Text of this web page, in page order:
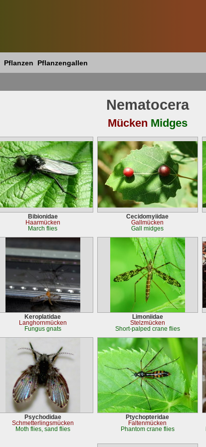
Pflanzen Pflanzengallen
Nematocera
Mücken Midges
Bibionidae
Haarmücken
March flies
Cecidomyiidae
Gallmücken
Gall midges
Keroplatidae
Langhornmücken
Fungus gnats
Limoniidae
Stelzmücken
Short-palped crane flies
Psychodidae
Schmetterlingsmücken
Moth flies, sand flies
Ptychopteridae
Faltenmücken
Phantom crane flies